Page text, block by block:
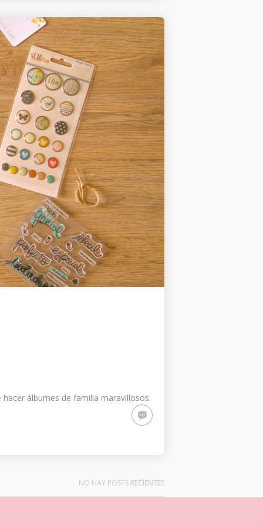
álbumes de familia maravillosos.
NO HAY POSTS RECIENTES